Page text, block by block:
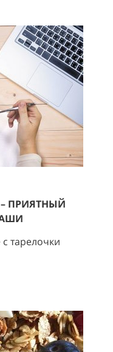
– ПРИЯТНЫЙ
тарелочки